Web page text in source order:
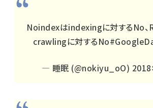
Noindexはindexingに対するNo
crawlingに対するNo
— 睡眠 (@nokiyu_oO)